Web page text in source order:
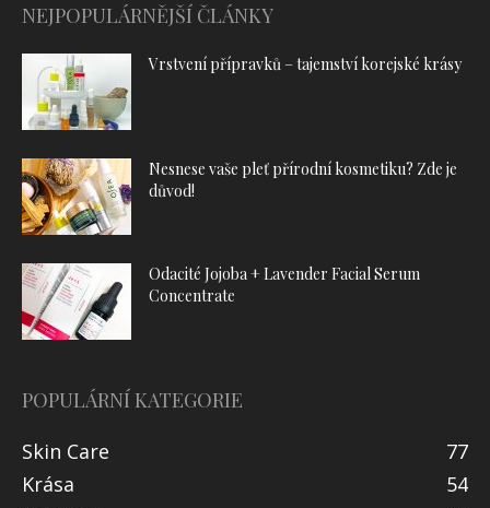
NEJPOPULÁRNĚJŠÍ ČLÁNKY
Vrstvení přípravků – tajemství korejské krásy
Nesnese vaše pleť přírodní kosmetiku? Zde je
důvod!
Odacité Jojoba + Lavender Facial Serum
Concentrate
POPULÁRNÍ KATEGORIE
Skin Care
77
Krása
54